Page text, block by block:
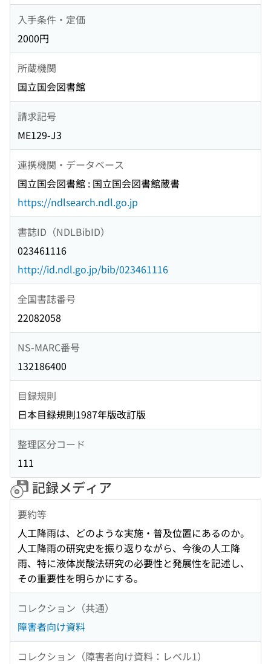
入手条件・定価
2000円
所蔵機関
国立国会図書館
請求記号
ME129-J3
連携機関・データベース
国立国会図書館 : 国立国会図書館蔵書
https://ndlsearch.ndl.go.jp
書誌ID（NDLBibID）
023461116
http://id.ndl.go.jp/bib/023461116
全国書誌番号
22082058
NS-MARC番号
132186400
目録規則
日本目録規則1987年版改訂版
整理区分コード
111
記録メディア
要約等
人工降雨は、どのような実施・普及位置にあるのか。
人工降雨の研究史を振り返りながら、今後の人工降
雨、特に液体炭酸法研究の必要性と発展性を記述し、
その重要性を明らかにする。
コレクション（共通）
障害者向け資料
コレクション（障害者向け資料：レベル1）